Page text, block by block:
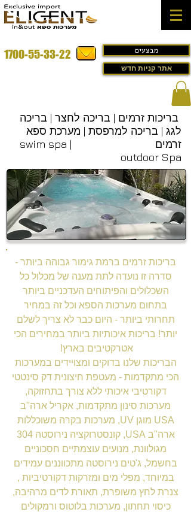
1700-55-33-22 מבצעים
אתר קניות חדש
בריכות זרמים | בריכה לחצר | בריכה
לגג | בריכה למרפסת | מערכת ספא
זרמים swim spa |
outdoor Spa
בריכות זרמים ברמת גימור גבוהה ביותר -
סדרה זו נועדה לתת מענה של מכלול כל
השכלולים והפיתוחים העדכניים ביותר
בתחום מערכות הספא וכל זה במחיר
תחרותי ביותר - היום כבר לא צריך לשלם
יותר! בריכות איכותיות ביותר במחירים הכי
אטרקטיבים בארץ!
הבריכות שלנו בדוקים ומצויידים במערכות
הכי מתקדמות - מעטפת חיצונית דק סינטטי
דקורטיבי איכותי ללא צורך בתחזוקה,
מערכות סינון מתקדמות, אקריל ארה"ב
USA מוגן UV, מערכות בקרה משוכללות
ארה"ב USA, קונסטרוקציה נירוסטה 304
מגולוונת, מנועים עוצמתיים חסכוניים
בחשמל, ג'טים נירוסטה מתכווננים עמידים
במיוחד, מפלי מים ומזרקות דקורטיביות ,
צנרת לחץ משופרת, תאורת לדים מרהיבה,
כיסוי תחתון, מערכות בלוטוס ורמקולים